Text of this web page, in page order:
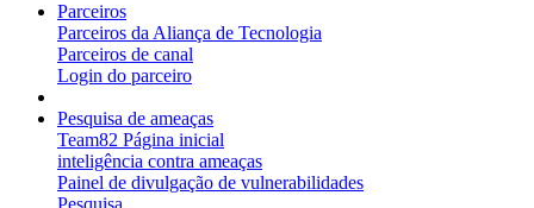
Parceiros
Parceiros da Aliança de Tecnologia
Parceiros de canal
Login do parceiro
Pesquisa de ameaças
Team82 Página inicial
inteligência contra ameaças
Painel de divulgação de vulnerabilidades